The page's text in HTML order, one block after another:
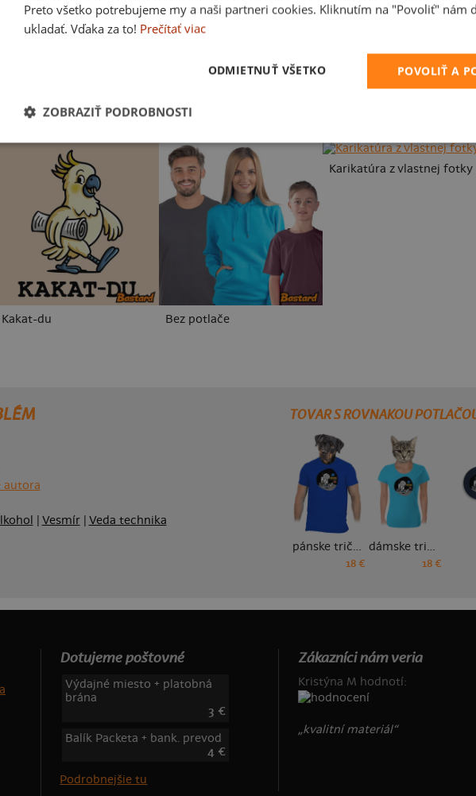
Kakat-du Bez potlače
Karikatúra z vlastnej fotky
autora
Vesmír| Veda technika
TOVAR S ROVNAKOU
pánske tričko
18 €
dámske tričko
18 €
Dotujeme poštovné
Výdajné miesto + platobná
brána
3 €
Balík Packeta + bank. prevod
4 €
Podrobnejšie tu
Zákazníci nám veria
Kristýna M hodnotí:
„kvalitní materiál“
Preto všetko potrebujeme my a naši partneri cookies. Kliknutím na "Povoliť" nám
ukladať. Vďaka za to! Prečítať viac
POVOLIŤ A
ODMIETNUŤ VŠETKO
ZOBRAZIŤ PODROBNOSTI